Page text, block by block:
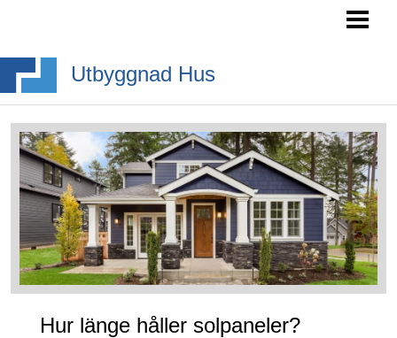
SÖKA BYGGLOV
BYGGA BURSPRÅK
BYGGA TAKKUPA
BYGGA ALTANTRAPPA
BLOGG
Utbyggnad Hus
Hur länge håller solpaneler?